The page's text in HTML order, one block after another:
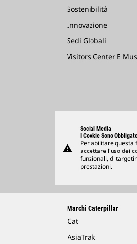
Sostenibilità
Innovazione
Sedi Globali
Visitors Center E
warning
Social Media
I Cookie Sono
Per abilitare questa
accettare l'uso dei
funzionali, di
prestazioni.
Marchi Caterpillar
Cat
AsiaTrak